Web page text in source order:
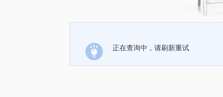
正在查询中，请刷新重试